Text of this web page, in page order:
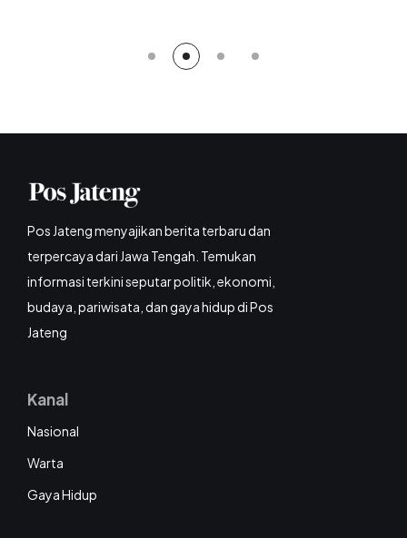
Pos Jateng menyajikan berita terbaru dan
terpercaya dari Jawa Tengah. Temukan
informasi terkini seputar politik, ekonomi,
budaya, pariwisata, dan gaya hidup di Pos
Jateng
Kanal
Nasional
Warta
Gaya Hidup